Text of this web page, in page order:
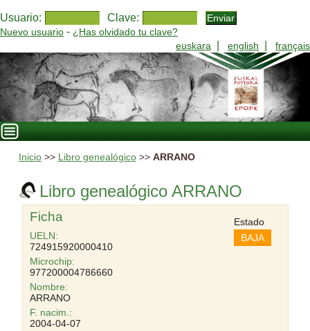
Usuario: Clave:
Nuevo usuario - ¿Has olvidado tu clave?
euskara
english français
Inicio>> Libro genealógico>> ARRANO
Libro genealógico ARRANO
Ficha
UELN:
724915920000410
Microchip:
977200004786660
Nombre:
ARRANO
F. nacim.:
2004-04-07
Estado
BAJA